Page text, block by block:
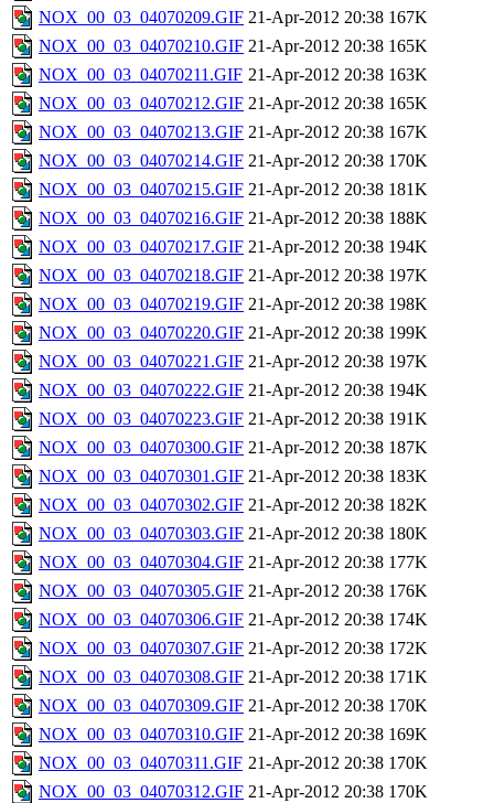
NOX_00_03_04070209.GIF 21-Apr-2012 20:38 167K
NOX_00_03_04070210.GIF 21-Apr-2012 20:38 165K
NOX_00_03_04070211.GIF 21-Apr-2012 20:38 163K
NOX_00_03_04070212.GIF 21-Apr-2012 20:38 165K
NOX_00_03_04070213.GIF 21-Apr-2012 20:38 167K
NOX_00_03_04070214.GIF 21-Apr-2012 20:38 170K
NOX_00_03_04070215.GIF 21-Apr-2012 20:38 181K
NOX_00_03_04070216.GIF 21-Apr-2012 20:38 188K
NOX_00_03_04070217.GIF 21-Apr-2012 20:38 194K
NOX_00_03_04070218.GIF 21-Apr-2012 20:38 197K
NOX_00_03_04070219.GIF 21-Apr-2012 20:38 198K
NOX_00_03_04070220.GIF 21-Apr-2012 20:38 199K
NOX_00_03_04070221.GIF 21-Apr-2012 20:38 197K
NOX_00_03_04070222.GIF 21-Apr-2012 20:38 194K
NOX_00_03_04070223.GIF 21-Apr-2012 20:38 191K
NOX_00_03_04070300.GIF 21-Apr-2012 20:38 187K
NOX_00_03_04070301.GIF 21-Apr-2012 20:38 183K
NOX_00_03_04070302.GIF 21-Apr-2012 20:38 182K
NOX_00_03_04070303.GIF 21-Apr-2012 20:38 180K
NOX_00_03_04070304.GIF 21-Apr-2012 20:38 177K
NOX_00_03_04070305.GIF 21-Apr-2012 20:38 176K
NOX_00_03_04070306.GIF 21-Apr-2012 20:38 174K
NOX_00_03_04070307.GIF 21-Apr-2012 20:38 172K
NOX_00_03_04070308.GIF 21-Apr-2012 20:38 171K
NOX_00_03_04070309.GIF 21-Apr-2012 20:38 170K
NOX_00_03_04070310.GIF 21-Apr-2012 20:38 169K
NOX_00_03_04070311.GIF 21-Apr-2012 20:38 170K
NOX_00_03_04070312.GIF 21-Apr-2012 20:38 170K